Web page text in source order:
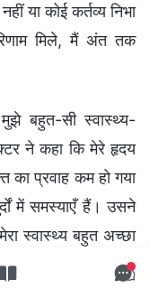
या कोई कर्तव्य निभा
मिले, मैं अंत तक
बहुत-सी स्वास्थ्य-
ने कहा कि मेरे हृदय
का प्रवाह कम हो गया
में समस्याएँ हैं। उसने
स्वास्थ्य बहुत अच्छा
में सीढ़ियाँ चढ़ने में